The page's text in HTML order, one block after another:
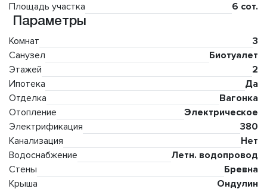
Площадь участка
6 сот.
Параметры
Комнат
3
Санузел
Биотуалет
Этажей
2
Ипотека
Да
Отделка
Вагонка
Отопление
Электрическое
Электрификация
380
Канализация
Нет
Водоснабжение
Летн. водопровод
Стены
Бревна
Крыша
Ондулин